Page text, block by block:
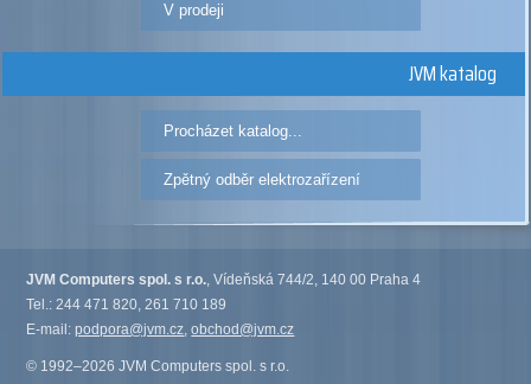
V prodeji
JVM katalog
Procházet katalog...
Zpětný odběr elektrozařízení
JVM Computers spol. s r.o., Vídeňská 744/2, 140 00 Praha 4
Tel.: 244 471 820, 261 710 189
E-mail:podpora@jvm.cz,obchod@jvm.cz
© 1992–2026 JVM Computers spol. s r.o.